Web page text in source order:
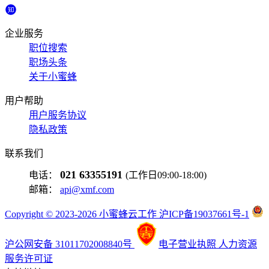
企业服务
职位搜索
职场头条
关于小蜜蜂
用户帮助
用户服务协议
隐私政策
联系我们
电话： 021 63355191 (工作日09:00-18:00)
邮箱： api@xmf.com
Copyright © 2023-2026 小蜜蜂云工作 沪ICP备19037661号-1
沪公网安备 31011702008840号 电子营业执照 人力资源
服务许可证